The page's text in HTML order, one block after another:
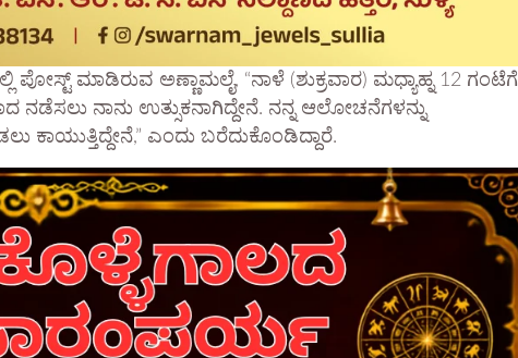
ಪೋಸ್ಟ್ ಮಾಡಿರುವ ಅಣ್ಣಾಮಲೈ, “ನಾಳೆ (ಶುಕ್ರವಾರ) ಮಧ್ಯಾಹ್ನ 12 ಗಂಟೆಗೆ
ನಾನು ಉತ್ಸುಕನಾಗಿದ್ದೇನೆ. ನನ್ನ ಆಲೋಚನೆಗಳನ್ನು
ಕಾಯುತ್ತಿದ್ದೇನೆ,” ಎಂದು ಬರೆದುಕೊಂಡಿದ್ದಾರೆ.